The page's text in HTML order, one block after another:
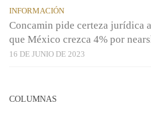
INFORMACIÓN
Concamin pide certeza jurídica
que México crezca 4% por
16 DE JUNIO DE 2023
COLUMNAS